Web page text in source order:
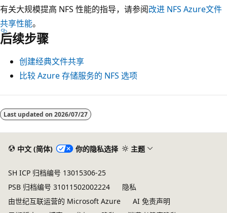
有关大规模提高 NFS 性能的指导，请参阅改进 NFS Azure文件
共享性能。
后续步骤
创建经典文件共享
比较 Azure 存储服务的 NFS 选项
Last updated on 2026/07/27
中文 (简体) 你的隐私选择 主题
SH ICP 归档编号 13015306-25
PSB 归档编号 31011502002224
隐私
由世纪互联运营的 Microsoft Azure
AI 免责声明